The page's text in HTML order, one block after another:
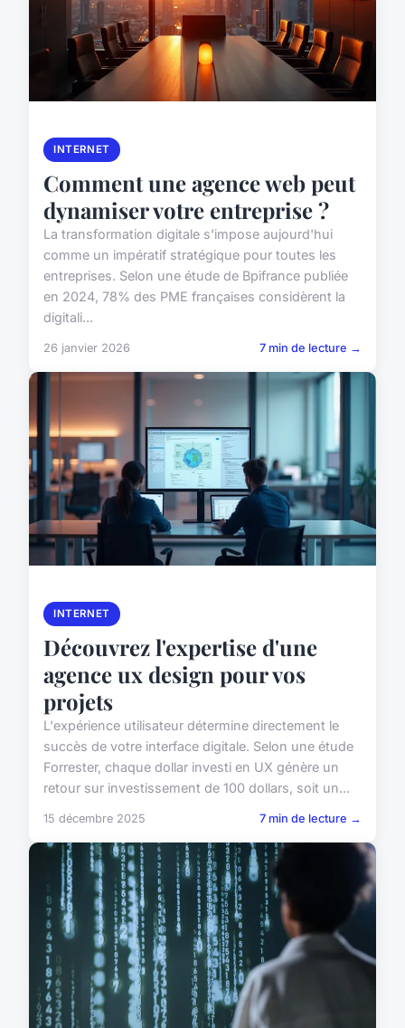
INTERNET
Comment une agence web peut
dynamiser votre entreprise ?
La transformation digitale s'impose aujourd'hui
comme un impératif stratégique pour toutes les
entreprises. Selon une étude de Bpifrance publiée
en 2024, 78% des PME françaises considèrent la
digitali...
26 janvier 2026 7 min de lecture →
INTERNET
Découvrez l'expertise d'une
agence ux design pour vos
projets
L'expérience utilisateur détermine directement le
succès de votre interface digitale. Selon une étude
Forrester, chaque dollar investi en UX génère un
retour sur investissement de 100 dollars, soit un...
15 décembre 2025 7 min de lecture →